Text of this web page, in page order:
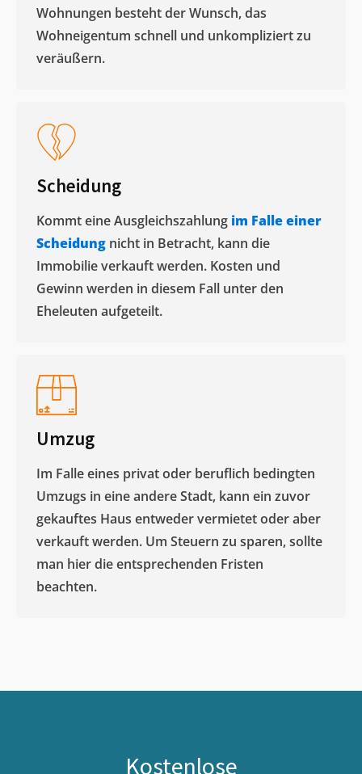
Wohnungen besteht der Wunsch, das
Wohneigentum schnell und unkompliziert zu
veräußern. ​
Scheidung
Kommt eine Ausgleichszahlung im Falle einer
Scheidung nicht in Betracht, kann die
Immobilie verkauft werden. Kosten und
Gewinn werden in diesem Fall unter den
Eheleuten aufgeteilt.​
Umzug
Im Falle eines privat oder beruflich bedingten
Umzugs in eine andere Stadt, kann ein zuvor
gekauftes Haus entweder vermietet oder aber
verkauft werden. Um Steuern zu sparen, sollte
man hier die entsprechenden Fristen
beachten.
Kostenlose